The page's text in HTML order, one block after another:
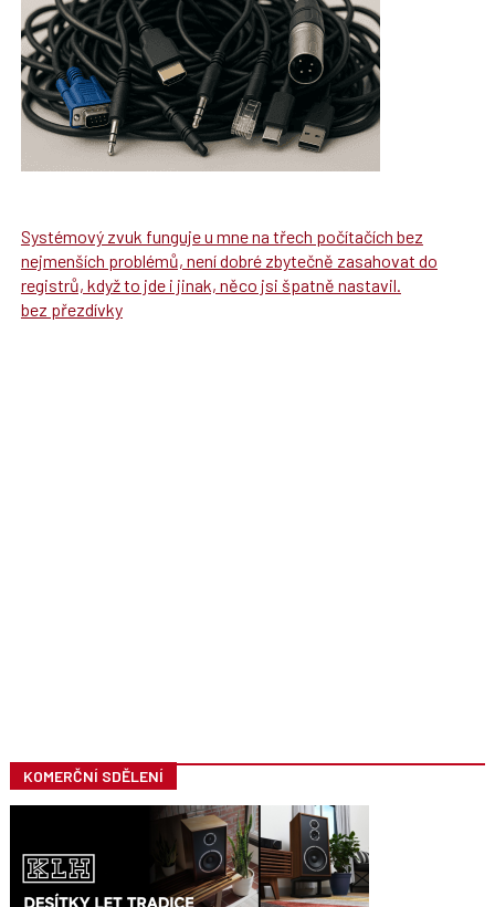
Systémový zvuk funguje u mne na třech počítačích bez
nejmenších problémů, není dobré zbytečně zasahovat do
registrů, když to jde i jinak, něco jsi špatně nastavil.
bez přezdívky
KOMERČNÍ SDĚLENÍ